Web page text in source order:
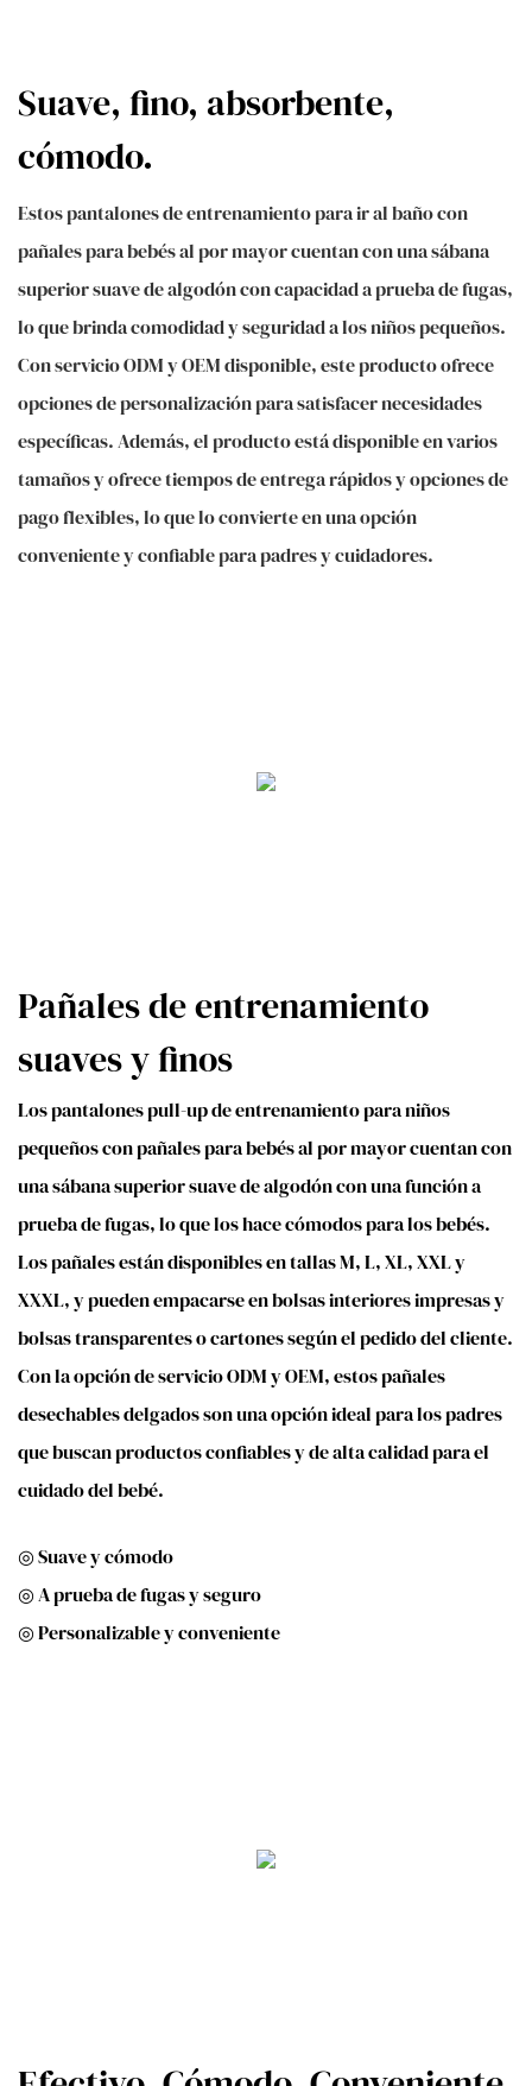
Suave, fino, absorbente,
cómodo.
Estos pantalones de entrenamiento para ir al baño con
pañales para bebés al por mayor cuentan con una sábana
superior suave de algodón con capacidad a prueba de fugas,
lo que brinda comodidad y seguridad a los niños pequeños.
Con servicio ODM y OEM disponible, este producto ofrece
opciones de personalización para satisfacer necesidades
específicas. Además, el producto está disponible en varios
tamaños y ofrece tiempos de entrega rápidos y opciones de
pago flexibles, lo que lo convierte en una opción
conveniente y confiable para padres y cuidadores.
Pañales de entrenamiento
suaves y finos
Los pantalones pull-up de entrenamiento para niños
pequeños con pañales para bebés al por mayor cuentan con
una sábana superior suave de algodón con una función a
prueba de fugas, lo que los hace cómodos para los bebés.
Los pañales están disponibles en tallas M, L, XL, XXL y
XXXL, y pueden empacarse en bolsas interiores impresas y
bolsas transparentes o cartones según el pedido del cliente.
Con la opción de servicio ODM y OEM, estos pañales
desechables delgados son una opción ideal para los padres
que buscan productos confiables y de alta calidad para el
cuidado del bebé.
◎ Suave y cómodo
◎ A prueba de fugas y seguro
◎ Personalizable y conveniente